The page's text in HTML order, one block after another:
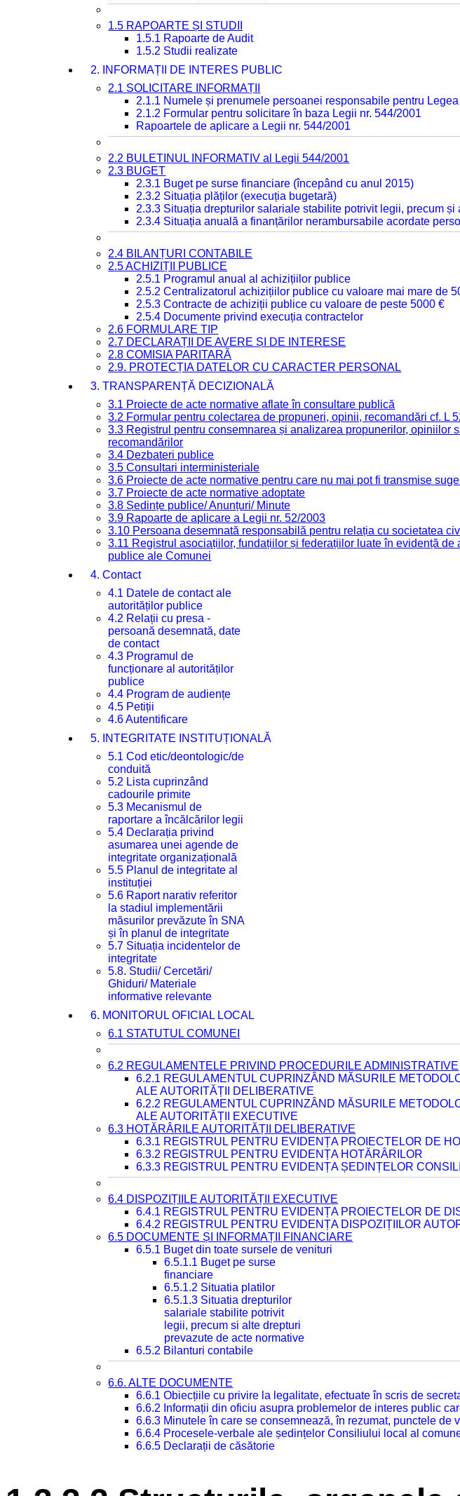
1.5 RAPOARTE ȘI STUDII
1.5.1 Rapoarte de Audit
1.5.2 Studii realizate
2. INFORMAȚII DE INTERES PUBLIC
2.1 SOLICITARE INFORMAȚII
2.1.1 Numele și prenumele persoanei responsabile pentru
2.1.2 Formular pentru solicitare în baza Legii nr. 544/2001
Rapoartele de aplicare a Legii nr. 544/2001
2.2 BULETINUL INFORMATIV al Legii 544/2001
2.3 BUGET
2.3.1 Buget pe surse financiare (începând cu anul 2015)
2.3.2 Situația plăților (execuția bugetară)
2.3.3 Situația drepturilor salariale stabilite potrivit legii, precum
2.3.4 Situația anuală a finanțărilor nerambursabile acordate
2.4 BILANȚURI CONTABILE
2.5 ACHIZIȚII PUBLICE
2.5.1 Programul anual al achizițiilor publice
2.5.2 Centralizatorul achizițiilor publice cu valoare mai mare de
2.5.3 Contracte de achiziții publice cu valoare de peste 5000 €
2.5.4 Documente privind execuția contractelor
2.6 FORMULARE TIP
2.7 DECLARAȚII DE AVERE ȘI DE INTERESE
2.8 COMISIA PARITARĂ
2.9. PROTECȚIA DATELOR CU CARACTER PERSONAL
3. TRANSPARENȚĂ DECIZIONALĂ
3.1 Proiecte de acte normative aflate în consultare publică
3.2 Formular pentru colectarea de propuneri, opinii, recomandări cf. L
3.3 Registrul pentru consemnarea și analizarea propunerilor, opiniilor
recomandărilor
3.4 Dezbateri publice
3.5 Consultari interministeriale
3.6 Proiecte de acte normative pentru care nu mai pot fi transmise
3.7 Proiecte de acte normative adoptate
3.8 Ședințe publice/ Anunțuri/ Minute
3.9 Rapoarte de aplicare a Legii nr. 52/2003
3.10 Persoana desemnată responsabilă pentru relația cu societatea
3.11 Registrul asociațiilor, fundațiilor și federațiilor luate în evidență de
publice ale Comunei
4. Contact
4.1 Datele de contact ale
autorităților publice
4.2 Relații cu presa -
persoană desemnată, date
de contact
4.3 Programul de
funcționare al autorităților
publice
4.4 Program de audiențe
4.5 Petiții
4.6 Autentificare
5. INTEGRITATE INSTITUȚIONALĂ
5.1 Cod etic/deontologic/de
conduită
5.2 Lista cuprinzând
cadourile primite
5.3 Mecanismul de
raportare a încălcărilor legii
5.4 Declarația privind
asumarea unei agende de
integritate organizațională
5.5 Planul de integritate al
instituției
5.6 Raport narativ referitor
la stadiul implementării
măsurilor prevăzute în SNA
și în planul de integritate
5.7 Situația incidentelor de
integritate
5.8. Studii/ Cercetări/
Ghiduri/ Materiale
informative relevante
6. MONITORUL OFICIAL LOCAL
6.1 STATUTUL COMUNEI
6.2 REGULAMENTELE PRIVIND PROCEDURILE ADMINISTRATIVE
6.2.1 REGULAMENTUL CUPRINZÂND MĂSURILE
ALE AUTORITĂȚII DELIBERATIVE
6.2.2 REGULAMENTUL CUPRINZÂND MĂSURILE
ALE AUTORITĂȚII EXECUTIVE
6.3 HOTĂRÂRILE AUTORITĂȚII DELIBERATIVE
6.3.1 REGISTRUL PENTRU EVIDENȚA PROIECTELOR DE
6.3.2 REGISTRUL PENTRU EVIDENȚA HOTĂRÂRILOR
6.3.3 REGISTRUL PENTRU EVIDENȚA ȘEDINȚELOR
6.4 DISPOZIȚIILE AUTORITĂȚII EXECUTIVE
6.4.1 REGISTRUL PENTRU EVIDENȚA PROIECTELOR DE
6.4.2 REGISTRUL PENTRU EVIDENȚA DISPOZIȚIILOR
6.5 DOCUMENTE ȘI INFORMAȚII FINANCIARE
6.5.1 Buget din toate sursele de venituri
6.5.1.1 Buget pe surse
financiare
6.5.1.2 Situatia platilor
6.5.1.3 Situatia drepturilor
salariale stabilite potrivit
legii, precum si alte drepturi
prevazute de acte normative
6.5.2 Bilanturi contabile
6.6. ALTE DOCUMENTE
6.6.1 Obiecțiile cu privire la legalitate, efectuate în scris de
6.6.2 Informații din oficiu asupra problemelor de interes public
6.6.3 Minutele în care se consemnează, în rezumat, punctele
6.6.4 Procesele-verbale ale ședințelor Consiliului local al
6.6.5 Declarații de căsătorie